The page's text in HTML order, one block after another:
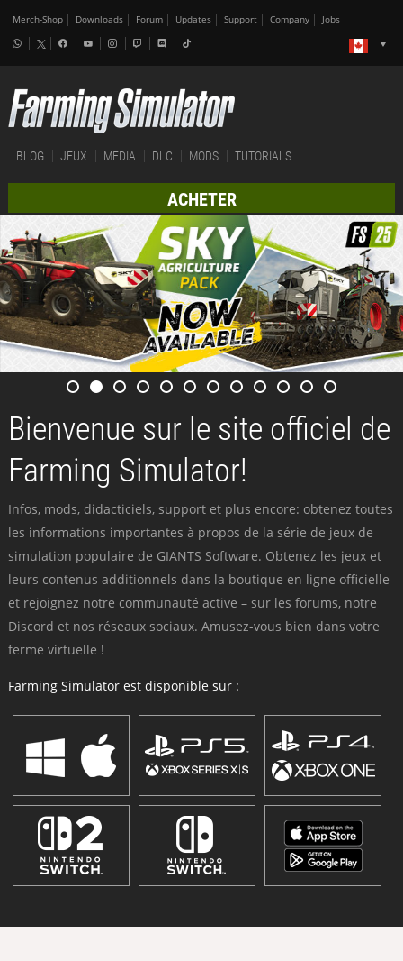
Merch-Shop Downloads Forum Updates Support Company Jobs
BLOG JEUX MEDIA DLC MODS TUTORIALS
ACHETER
Bienvenue sur le site officiel de
Farming Simulator!
Infos, mods, didacticiels, support et plus encore: obtenez toutes
les informations importantes à propos de la série de jeux de
simulation populaire de GIANTS Software. Obtenez les jeux et
leurs contenus additionnels dans la boutique en ligne officielle
et rejoignez notre communauté active – sur les forums, notre
Discord et nos réseaux sociaux. Amusez-vous bien dans votre
ferme virtuelle !
Farming Simulator est disponible sur :